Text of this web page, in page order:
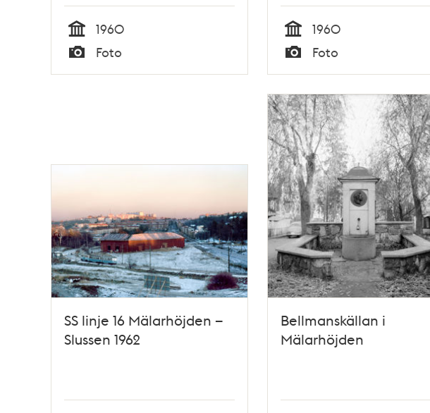
Tid
1960
Typ
Foto Tid
1960
Typ
Foto
SS linje 16 Mälarhöjden –
Slussen 1962
Bellmanskällan i
Mälarhöjden